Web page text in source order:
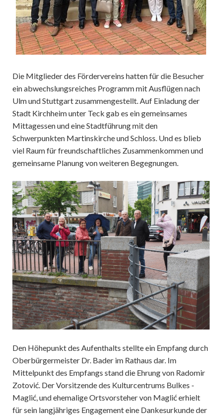
Die Mitglieder des Fördervereins hatten für die Besucher
ein abwechslungsreiches Programm mit Ausflügen nach
Ulm und Stuttgart zusammengestellt. Auf Einladung der
Stadt Kirchheim unter Teck gab es ein gemeinsames
Mittagessen und eine Stadtführung mit den
Schwerpunkten Martinskirche und Schloss. Und es blieb
viel Raum für freundschaftliches Zusammenkommen und
gemeinsame Planung von weiteren Begegnungen.
Den Höhepunkt des Aufenthalts stellte ein Empfang durch
Oberbürgermeister Dr. Bader im Rathaus dar. Im
Mittelpunkt des Empfangs stand die Ehrung von Radomir
Zotović. Der Vorsitzende des Kulturcentrums Bulkes -
Maglić, und ehemalige Ortsvorsteher von Maglić erhielt
für sein langjähriges Engagement eine Dankesurkunde der